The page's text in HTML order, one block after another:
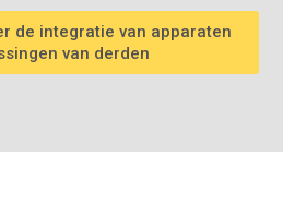
de integratie van apparaten
van derden